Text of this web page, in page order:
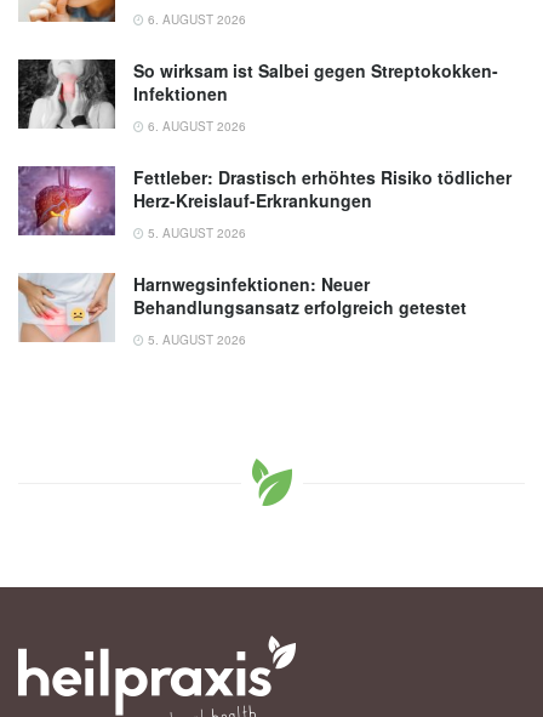
6. AUGUST 2026
So wirksam ist Salbei gegen Streptokokken-
Infektionen
6. AUGUST 2026
Fettleber: Drastisch erhöhtes Risiko tödlicher
Herz-Kreislauf-Erkrankungen
5. AUGUST 2026
Harnwegsinfektionen: Neuer
Behandlungsansatz erfolgreich getestet
5. AUGUST 2026